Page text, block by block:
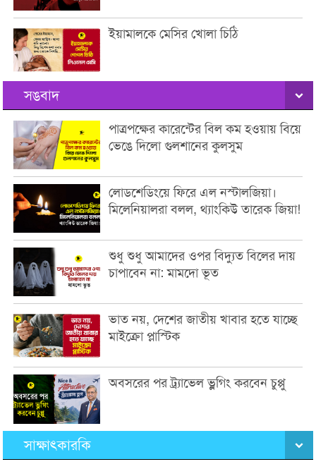
ইয়ামালকে মেসির খোলা চিঠি
সঙবাদ
পাত্রপক্ষের কারেন্টের বিল কম হওয়ায় বিয়ে
ভেঙে দিলো গুলশানের কুলসুম
লোডশেডিংয়ে ফিরে এল নস্টালজিয়া।
মিলেনিয়ালরা বলল, থ্যাংকিউ তারেক জিয়া!
শুধু শুধু আমাদের ওপর বিদ্যুত বিলের দায়
চাপাবেন না: মামদো ভূত
ভাত নয়, দেশের জাতীয় খাবার হতে যাচ্ছে
মাইক্রো প্লাস্টিক
অবসরের পর ট্র্যাভেল ভ্লগিং করবেন চুপ্পু
সাক্ষাৎকারকি